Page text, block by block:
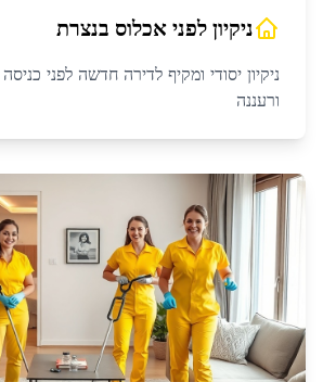
ניקיון לפני אכלוס בנצרת
ניקיון יסודי ומקיף לדירה חדשה לפני
ורעננה